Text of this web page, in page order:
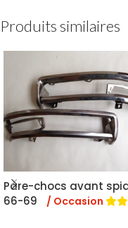
Produits similaires
Pare-chocs avant
66-69
/ Occasion